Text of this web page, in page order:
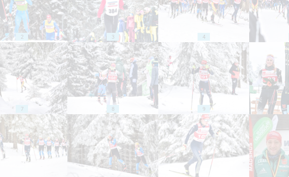
2 3 4
7 8 9